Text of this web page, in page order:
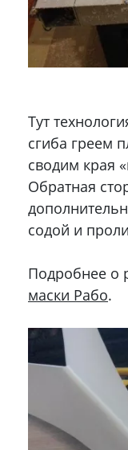
Тут
сгиба греем
сводим края
Обратная
содой и
Подробнее о
маски Рабо.